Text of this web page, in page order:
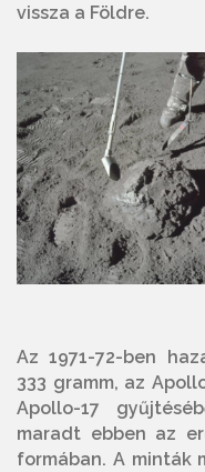
vissza a Földre.
Az 1971-72-ben
333 gramm, az
Apollo-17
maradt ebben az
formában. A minták